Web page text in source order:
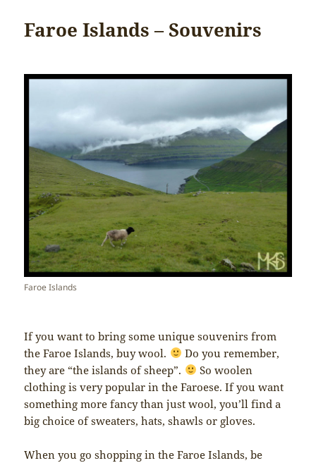
Faroe Islands – Souvenirs
Faroe Islands
If you want to bring some unique souvenirs from
the Faroe Islands, buy wool.
Do you remember,
they are “the islands of sheep”.
So woolen
clothing is very popular in the Faroese. If you want
something more fancy than just wool, you’ll find a
big choice of sweaters, hats, shawls or gloves.
When you go shopping in the Faroe Islands, be